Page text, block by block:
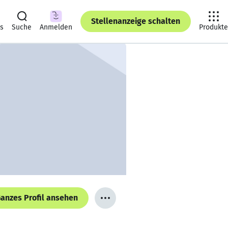
Suche Anmelden
Stellenanzeige schalten
Produkte
Profil ansehen